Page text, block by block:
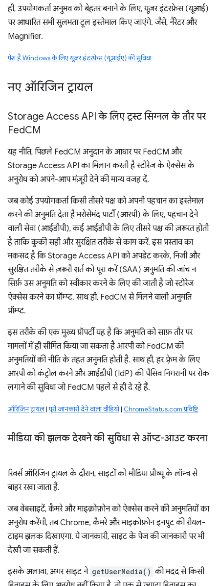
ही, उपयोगकर्ता अनुभव को बेहतर बनाने के लिए, यूज़र इंटरफ़ेस (यूआई)
पर आधारित सभी सुलभता टूल इस्तेमाल किए जाएंगे. जैसे, नैरेटर और
Magnifier.
पेश है Windows के लिए यूज़र इंटरफ़ेस (यूआईए) की सुविधा
नए ऑरिजिन ट्रायल
Storage Access API के लिए ट्रस्ट सिग्नल के तौर पर
FedCM
यह नीति, पिछले FedCM अनुदान के आधार पर FedCM और
Storage Access API का मिलान करती है स्टोरेज के ऐक्सेस के
अनुरोध को अपने-आप मंज़ूरी देने की मान्य वजह दें.
जब कोई उपयोगकर्ता किसी तीसरे पक्ष को अपनी पहचान का इस्तेमाल
करने की अनुमति देता है भरोसेमंद पार्टी (आरपी) के लिए, पहचान देने
वाली सेवा (आईडीपी), कई आईडीपी के लिए तीसरे पक्ष की ज़रूरत होती
है ताकि कुकी सही और सुरक्षित तरीके से काम करें. इस प्रस्ताव का
मकसद है कि Storage Access API को अपडेट करके, निजी और
सुरक्षित तरीके से ज़रूरी शर्त को पूरा करें (SAA) अनुमति की जांच न
सिर्फ़ उस अनुमति को स्वीकार करने के लिए की जाती है जो स्टोरेज
ऐक्सेस करने का प्रॉम्प्ट. साथ ही, FedCM से मिलने वाली अनुमति
प्रॉम्प्ट.
इस तरीके की एक मुख्य प्रॉपर्टी यह है कि अनुमति को साफ़ तौर पर
मामलों में ही सीमित किया जा सकता है आरपी को FedCM की
अनुमतियों की नीति के तहत अनुमति होती है. साथ ही, हर फ़्रेम के लिए
आरपी को कंट्रोल करने और आईडीपी (IdP) की पैसिव निगरानी पर रोक
लगाने की सुविधा जो FedCM पहले से ही दे रहे हैं.
ऑरिजिन ट्रायल|पूरी जानकारी देने वाला वीडियो| ChromeStatus.com प्रविष्टि
मीडिया की झलक देखने की सुविधा से ऑप्ट-आउट करना
रिवर्स ऑरिजिन ट्रायल के दौरान, साइटों को मीडिया प्रीव्यू के लॉन्च से
बाहर रखा जाता है.
जब वेबसाइटें, कैमरे और माइक्रोफ़ोन को ऐक्सेस करने की अनुमतियों का
अनुरोध करेंगी, तब Chrome, कैमरे और माइक्रोफ़ोन इनपुट की रीयल-
टाइम झलक दिखाएगा. ये जानकारी, साइट के पेज की जानकारी पर भी
देखी जा सकती हैं.
इसके अलावा, अगर साइट ने getUserMedia() की मदद से किसी